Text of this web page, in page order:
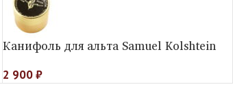
Канифоль для альта Samuel Kolshtein
2 900₽